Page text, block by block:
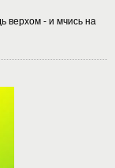
верхом - и мчись на